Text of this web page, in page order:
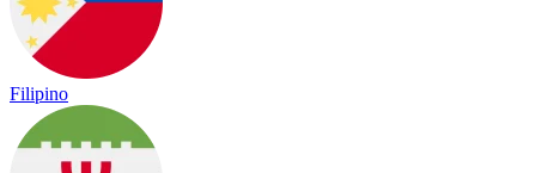
Filipino